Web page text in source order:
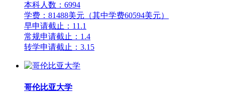
本科人数：6994
学费：81488美元（其中学费60594美元）
早申请截止：11.1
常规申请截止：1.4
转学申请截止：3.15
哥伦比亚大学